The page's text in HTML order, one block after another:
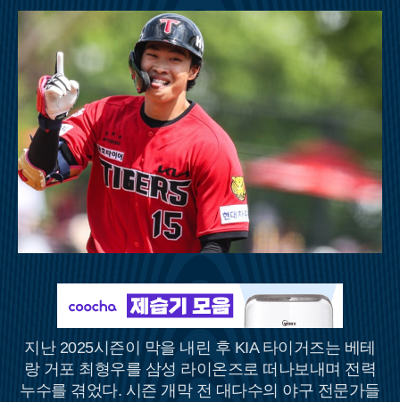
지난 2025시즌이 막을 내린 후 KIA 타이거즈는 베테
랑 거포 최형우를 삼성 라이온즈로 떠나보내며 전력
누수를 겪었다. 시즌 개막 전 대다수의 야구 전문가들